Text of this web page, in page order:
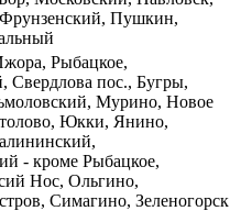
Пушкин,
Рыбацкое,
Свердлова пос., Бугры,
Мурино, Новое
Юкки, Янино,
- кроме Рыбацкое,
Нос, Ольгино,
Симагино, Зеленогорск